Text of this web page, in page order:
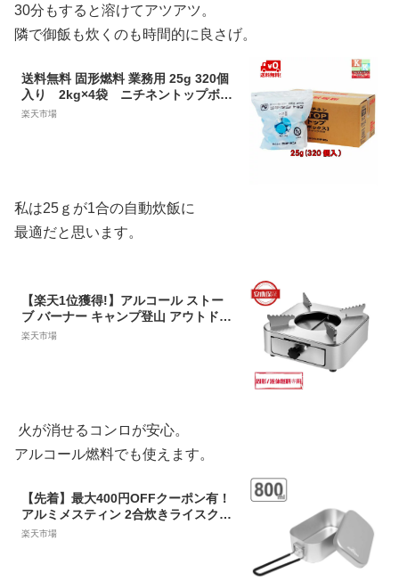
30分もすると溶けてアツアツ。
隣で御飯も炊くのも時間的に良さげ。
送料無料 固形燃料 業務用 25g 320個
入り 2kg×4袋 ニチネントップボッ
クスA【 アルミ付き 】
楽天市場
私は25ｇが1合の自動炊飯に
最適だと思います。
【楽天1位獲得!】アルコール ストー
ブ バーナー キャンプ登山 アウトドア
用品 火力調節 小型 固形燃料 コンロ
楽天市場
火が消せるコンロが安心。
アルコール燃料でも使えます。
【先着】最大400円OFFクーポン有！
アルミメスティン 2合炊きライスクッ
カー （ モンターナ MONTAGNA メス
楽天市場